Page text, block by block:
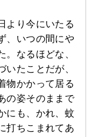
より今にいたる
、いつの間にや
。なるほどな、
いたことだが、
物かかって居る
の姿そのままで
にも、かれ、蚊
打ちこまれてあ